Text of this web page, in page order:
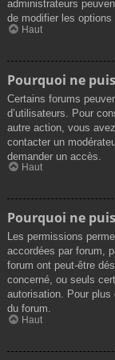
administrateurs
de modifier les options
Haut
Pourquoi ne
Certains forums
d’utilisateurs. Pour
autre action, vous
contacter un
demander un accès.
Haut
Pourquoi ne
Les permissions
accordées par forum,
forum ont peut-être
concerné, ou seuls
autorisation. Pour plus
du forum.
Haut